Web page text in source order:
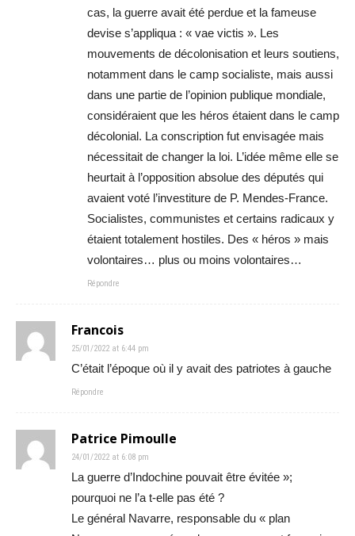
cas, la guerre avait été perdue et la fameuse
devise s’appliqua : « vae victis ». Les
mouvements de décolonisation et leurs soutiens,
notamment dans le camp socialiste, mais aussi
dans une partie de l’opinion publique mondiale,
considéraient que les héros étaient dans le camp
décolonial. La conscription fut envisagée mais
nécessitait de changer la loi. L’idée même elle se
heurtait à l’opposition absolue des députés qui
avaient voté l’investiture de P. Mendes-France.
Socialistes, communistes et certains radicaux y
étaient totalement hostiles. Des « héros » mais
volontaires… plus ou moins volontaires…
Répondre
Francois
25/01/2022 at 6:44 pm
C’était l’époque où il y avait des patriotes à gauche
Répondre
Patrice Pimoulle
24/01/2022 at 6:08 pm
La guerre d’Indochine pouvait être évitée »;
pourquoi ne l’a t-elle pas été ?
Le général Navarre, responsable du « plan